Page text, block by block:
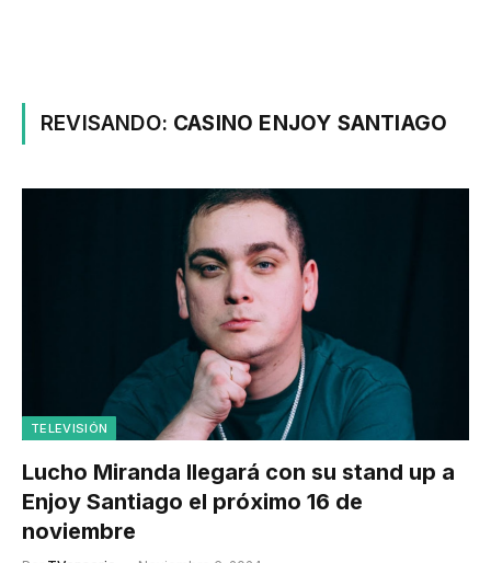
REVISANDO: CASINO ENJOY SANTIAGO
TELEVISIÓN
Lucho Miranda llegará con su stand up a
Enjoy Santiago el próximo 16 de
noviembre